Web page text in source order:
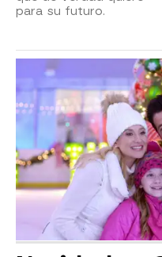
para su futuro.